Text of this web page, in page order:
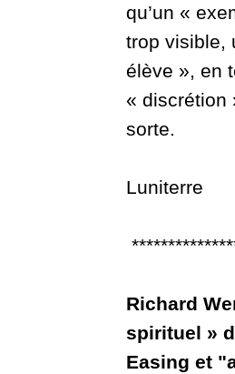
qu’un «
trop visible,
élève », en
« discrétion
sorte.
Luniterre
Richard
spirituel »
Easing et